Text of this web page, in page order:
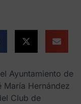
Ayuntamiento de
Hernández
Club de